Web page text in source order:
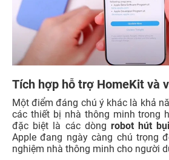
Tích hợp hỗ trợ HomeKit và
Một điểm đáng chú ý khác là khả
các thiết bị nhà thông minh trong
đặc biệt là các dòng robot hút bụi
Apple đang ngày càng chú trọng
nghiệm nhà thông minh cho người